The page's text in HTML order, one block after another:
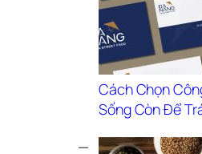
Cách Chọn
Sống Còn Để